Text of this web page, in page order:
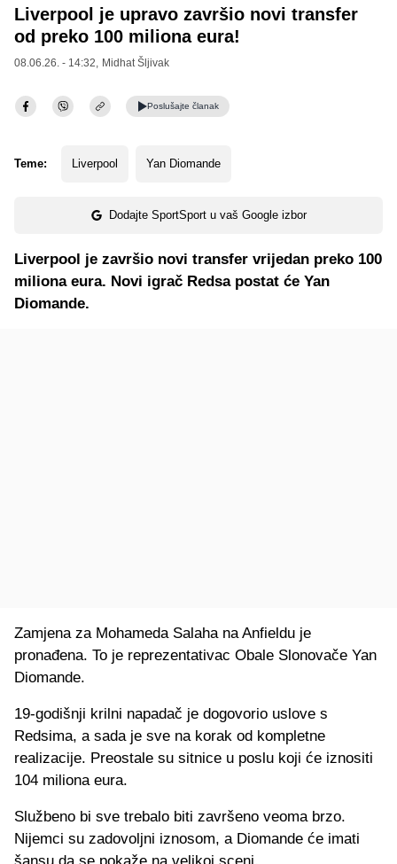
Liverpool je upravo završio novi transfer
od preko 100 miliona eura!
08.06.26. - 14:32, Midhat Šljivak
Poslušajte članak
Teme: Liverpool Yan Diomande
Dodajte SportSport u vaš Google izbor
Liverpool je završio novi transfer vrijedan preko 100
miliona eura. Novi igrač Redsa postat će Yan
Diomande.
Zamjena za Mohameda Salaha na Anfieldu je
pronađena. To je reprezentativac Obale Slonovače Yan
Diomande.
19-godišnji krilni napadač je dogovorio uslove s
Redsima, a sada je sve na korak od kompletne
realizacije. Preostale su sitnice u poslu koji će iznositi
104 miliona eura.
Službeno bi sve trebalo biti završeno veoma brzo.
Nijemci su zadovoljni iznosom, a Diomande će imati
šansu da se pokaže na velikoj sceni.